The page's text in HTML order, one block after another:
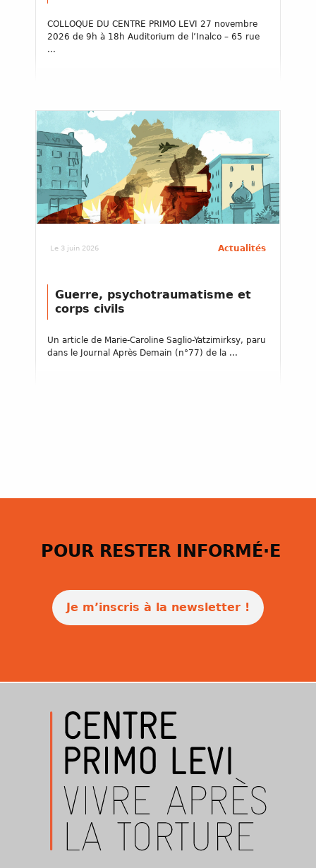
COLLOQUE DU CENTRE PRIMO LEVI 27 novembre
2026 de 9h à 18h Auditorium de l’Inalco – 65 rue
...
Le 3 juin 2026 Actualités
Guerre, psychotraumatisme et
corps civils
Un article de Marie-Caroline Saglio-Yatzimirksy, paru
dans le Journal Après Demain (n°77) de la ...
POUR RESTER INFORMÉ·E
Je m’inscris à la newsletter !